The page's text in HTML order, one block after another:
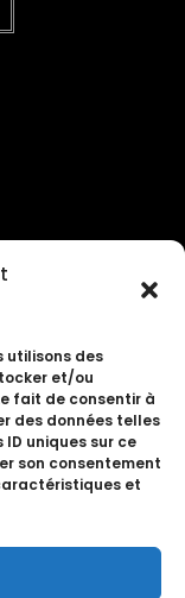
utilisons des
et/ou
fait de consentir à
des données telles
uniques sur ce
son consentement
et